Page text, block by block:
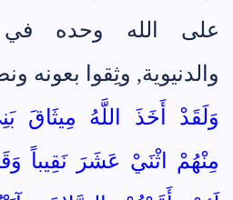
على الله وحده في
والدنيوية, وثِقوا بعونه
وَلَقَدْ أَخَذَ اللَّهُ مِيثَاقَ
مِنْهُمْ اثْنَيْ عَشَرَ نَقِيباً